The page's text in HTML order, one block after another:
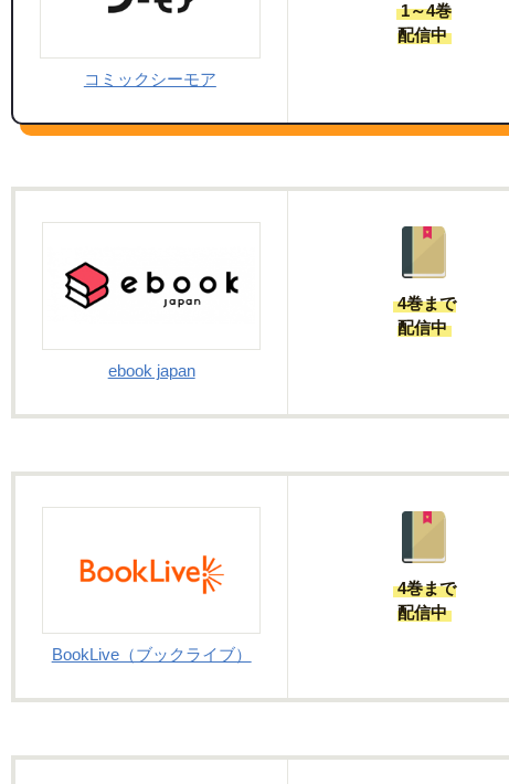
コミックシーモア
1～4巻
配信中
ebook japan
4巻まで
配信中
BookLive（ブックライブ）
4巻まで
配信中